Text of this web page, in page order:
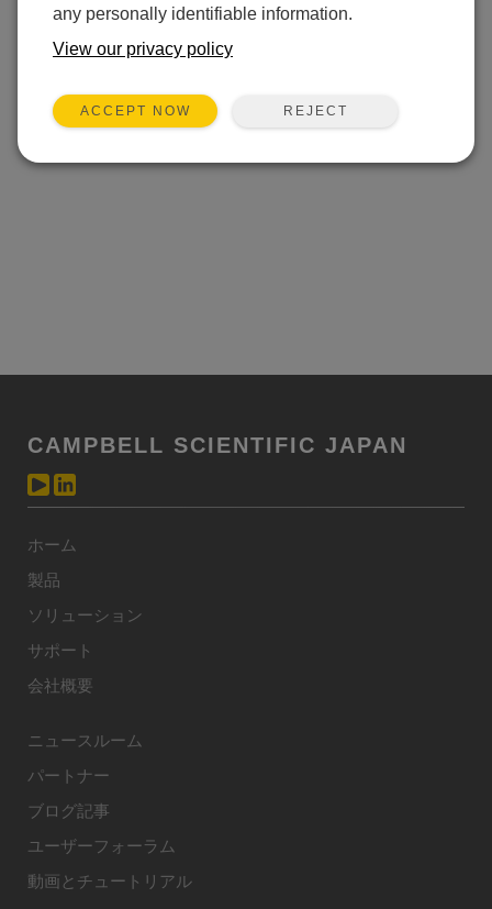
CAMPBELL SCIENTIFIC JAPAN
ホーム
製品
ソリューション
サポート
会社概要
ニュースルーム
パートナー
ブログ記事
ユーザーフォーラム
動画とチュートリアル
any personally identifiable information.
View our privacy policy
ACCEPT NOW REJECT